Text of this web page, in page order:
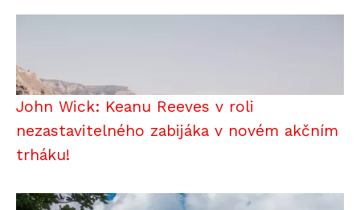
John Wick: Keanu Reeves v roli
nezastavitelného zabijáka v novém akčním
trháku!